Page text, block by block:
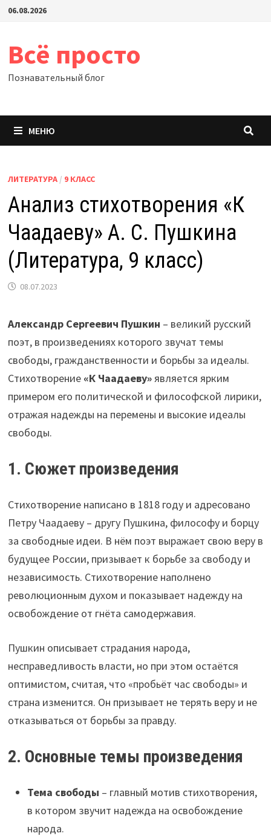
Перейти
06.08.2026
Всё просто
Познавательный блог
МЕНЮ
ЛИТЕРАТУРА/ 9 КЛАСС
Анализ стихотворения «К
Чаадаеву» А. С. Пушкина
(Литература, 9 класс)
08.07.2023
Александр Сергеевич Пушкин – великий русский
поэт, в произведениях которого звучат темы
свободы, гражданственности и борьбы за идеалы.
Стихотворение «К Чаадаеву»является ярким
примером его политической и философской лирики,
отражая надежды на перемены и высокие идеалы
свободы.
1. Сюжет произведения
Стихотворение написано в 1818 году и адресовано
Петру Чаадаеву – другу Пушкина, философу и борцу
за свободные идеи. В нём поэт выражает свою веру в
будущее России, призывает к борьбе за свободу и
независимость. Стихотворение наполнено
революционным духом и показывает надежду на
освобождение от гнёта самодержавия.
Пушкин описывает страдания народа,
несправедливость власти, но при этом остаётся
оптимистом, считая, что «пробьёт час свободы» и
страна изменится. Он призывает не терять веру и не
отказываться от борьбы за правду.
2. Основные темы произведения
Тема свободы – главный мотив стихотворения,
в котором звучит надежда на освобождение
народа.